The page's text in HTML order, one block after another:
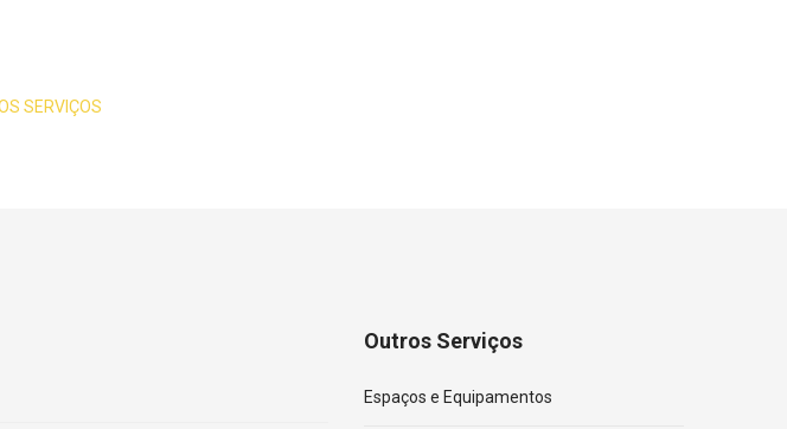
SERVIÇOS
Outros Serviços
Espaços e Equipamentos